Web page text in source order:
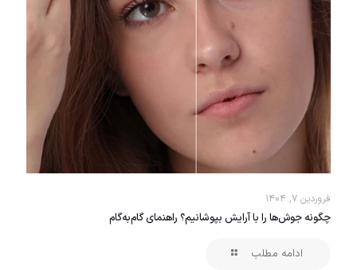
فروردین ۷, ۱۴۰۴
چگونه جوش‌ها را با آرایش بپوشانیم؟ راهنمای گام‌به‌گام
ادامه مطلب